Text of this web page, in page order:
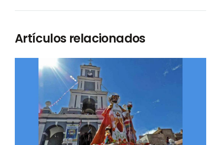
Artículos relacionados